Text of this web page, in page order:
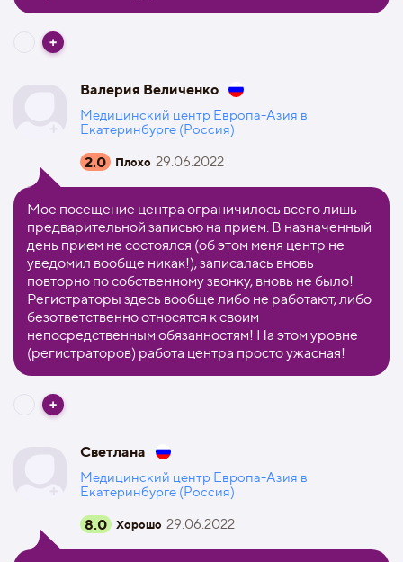
Валерия Величенко
Медицинский центр Европа-Азия в
Екатеринбурге (Россия)
2.0 Плохо 29.06.2022
Мое посещение центра ограничилось всего лишь
предварительной записью на прием. В назначенный
день прием не состоялся (об этом меня центр не
уведомил вообще никак!), записалась вновь
повторно по собственному звонку, вновь не было!
Регистраторы здесь вообще либо не работают, либо
безответственно относятся к своим
непосредственным обязанностям! На этом уровне
(регистраторов) работа центра просто ужасная!
Светлана
Медицинский центр Европа-Азия в
Екатеринбурге (Россия)
8.0 Хорошо 29.06.2022